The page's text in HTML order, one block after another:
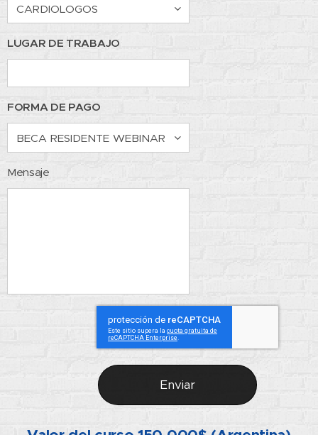
LUGAR DE TRABAJO
FORMA DE PAGO
Mensaje
Enviar